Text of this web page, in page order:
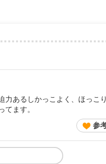
あるしかっこよく、ほっこ
ます。
参